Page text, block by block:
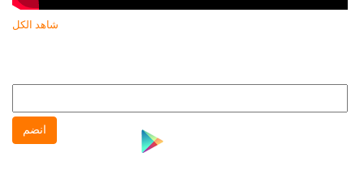
شاهد الكل
انضم